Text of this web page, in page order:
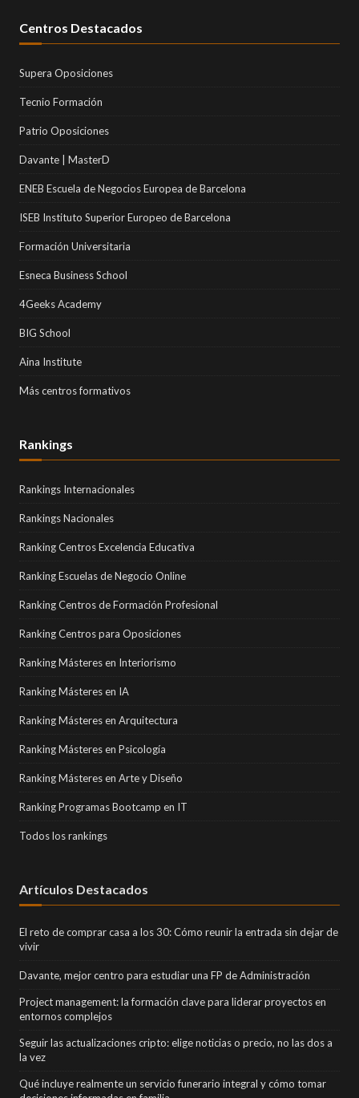
Centros Destacados
Supera Oposiciones
Tecnio Formación
Patrio Oposiciones
Davante | MasterD
ENEB Escuela de Negocios Europea de Barcelona
ISEB Instituto Superior Europeo de Barcelona
Formación Universitaria
Esneca Business School
4Geeks Academy
BIG School
Aina Institute
Más centros formativos
Rankings
Rankings Internacionales
Rankings Nacionales
Ranking Centros Excelencia Educativa
Ranking Escuelas de Negocio Online
Ranking Centros de Formación Profesional
Ranking Centros para Oposiciones
Ranking Másteres en Interiorismo
Ranking Másteres en IA
Ranking Másteres en Arquitectura
Ranking Másteres en Psicología
Ranking Másteres en Arte y Diseño
Ranking Programas Bootcamp en IT
Todos los rankings
Artículos Destacados
El reto de comprar casa a los 30: Cómo reunir la entrada sin dejar de
vivir
Davante, mejor centro para estudiar una FP de Administración
Project management: la formación clave para liderar proyectos en
entornos complejos
Seguir las actualizaciones cripto: elige noticias o precio, no las dos a
la vez
Qué incluye realmente un servicio funerario integral y cómo tomar